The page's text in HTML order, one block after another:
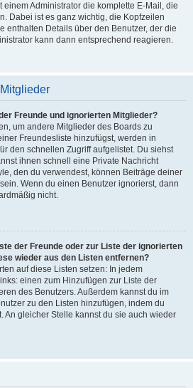
Administrator die komplette E-Mail, die
Dabei ist es ganz wichtig, die Kopfzeilen
enthalten Details über den Benutzer, der die
kann dann entsprechend reagieren.
Freunde und ignorierten Mitglieder?
um andere Mitglieder des Boards zu
Freundesliste hinzufügst, werden in
den schnellen Zugriff aufgelistet. Du siehst
ihnen schnell eine Private Nachricht
den du verwendest, können Beiträge deiner
Wenn du einen Benutzer ignorierst, dann
nicht.
der Freunde oder zur Liste der ignorierten
wieder aus den Listen entfernen?
auf diese Listen setzen: In jedem
einen zum Hinzufügen zur Liste der
des Benutzers. Außerdem kannst du im
zu den Listen hinzufügen, indem du
An gleicher Stelle kannst du sie auch wieder